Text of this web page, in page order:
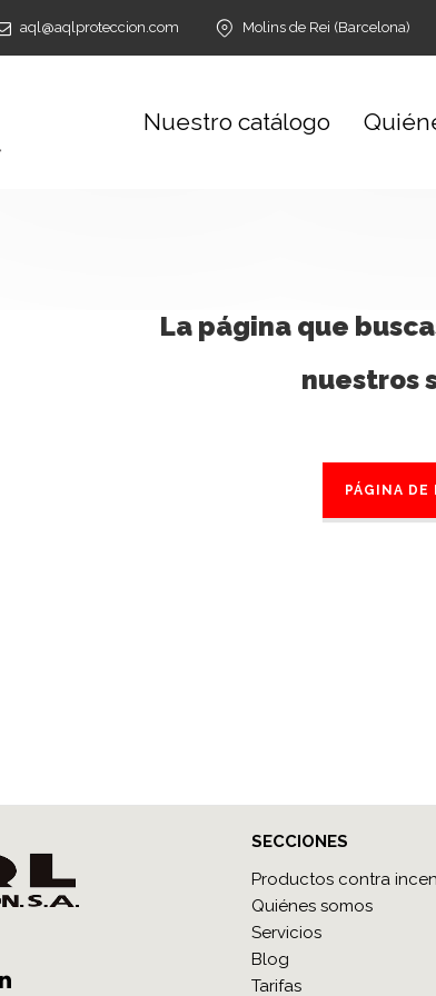
aql@aqlproteccion.com Molins de Rei (Barcelona)
Nuestro catálogo
La página que
nuestros
PÁGINA DE
SECCIONES
Productos contra
Quiénes somos
Servicios
Blog
Tarifas